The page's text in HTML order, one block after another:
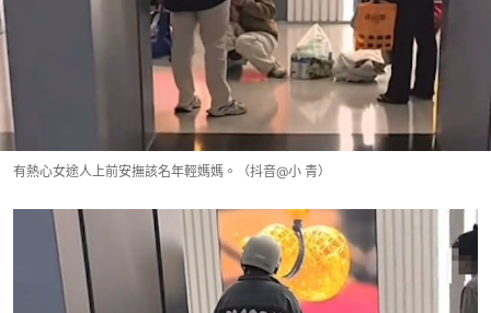
有熱心女途人上前安撫該名年輕媽媽。（抖音@小 青）